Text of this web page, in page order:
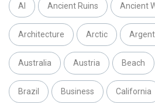
AI Ancient Ruins Ancient
Architecture Arctic
Australia Austria Beach
Brazil Business California